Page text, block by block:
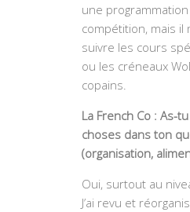
une
compétition, mais il
suivre les cours
ou les créneaux
copains.
La French Co : As-
choses dans ton
(organisation,
Oui, surtout au
J’ai revu et